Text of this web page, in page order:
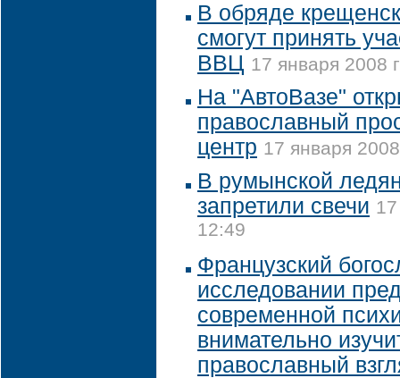
В обряде
смогут принять
ВВЦ 17 января 2008
На "АвтоВазе"
православный
центр 17 января
В румынской
запретили свечи
12:49
Французский
исследовании
современной
внимательно
православный